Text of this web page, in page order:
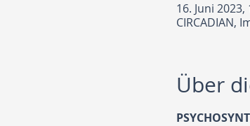
16. Juni 2023,
CIRCADIAN,
Über